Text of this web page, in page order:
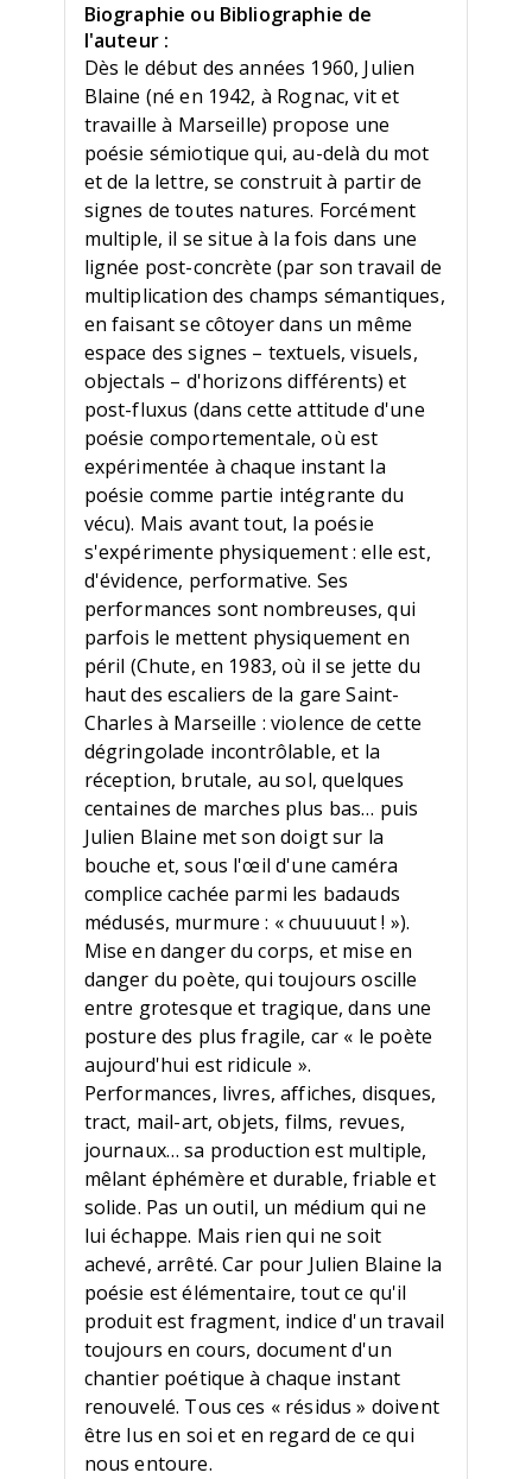
Biographie ou Bibliographie de
l'auteur :
Dès le début des années 1960, Julien
Blaine (né en 1942, à Rognac, vit et
travaille à Marseille) propose une
poésie sémiotique qui, au-delà du mot
et de la lettre, se construit à partir de
signes de toutes natures. Forcément
multiple, il se situe à la fois dans une
lignée post-concrète (par son travail de
multiplication des champs sémantiques,
en faisant se côtoyer dans un même
espace des signes – textuels, visuels,
objectals – d'horizons différents) et
post-fluxus (dans cette attitude d'une
poésie comportementale, où est
expérimentée à chaque instant la
poésie comme partie intégrante du
vécu). Mais avant tout, la poésie
s'expérimente physiquement : elle est,
d'évidence, performative. Ses
performances sont nombreuses, qui
parfois le mettent physiquement en
péril (Chute, en 1983, où il se jette du
haut des escaliers de la gare Saint-
Charles à Marseille : violence de cette
dégringolade incontrôlable, et la
réception, brutale, au sol, quelques
centaines de marches plus bas… puis
Julien Blaine met son doigt sur la
bouche et, sous l'œil d'une caméra
complice cachée parmi les badauds
médusés, murmure : « chuuuuut ! »).
Mise en danger du corps, et mise en
danger du poète, qui toujours oscille
entre grotesque et tragique, dans une
posture des plus fragile, car « le poète
aujourd'hui est ridicule ».
Performances, livres, affiches, disques,
tract, mail-art, objets, films, revues,
journaux… sa production est multiple,
mêlant éphémère et durable, friable et
solide. Pas un outil, un médium qui ne
lui échappe. Mais rien qui ne soit
achevé, arrêté. Car pour Julien Blaine la
poésie est élémentaire, tout ce qu'il
produit est fragment, indice d'un travail
toujours en cours, document d'un
chantier poétique à chaque instant
renouvelé. Tous ces « résidus » doivent
être lus en soi et en regard de ce qui
nous entoure.